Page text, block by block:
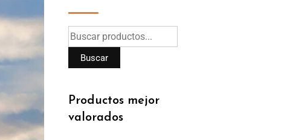
Buscar
Productos mejor
valorados